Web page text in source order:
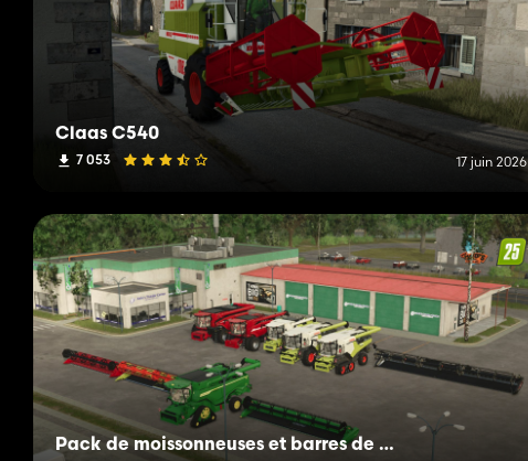
Claas C540
7 053 17 juin 2026
Pack de moissonneuses et barres de coupes